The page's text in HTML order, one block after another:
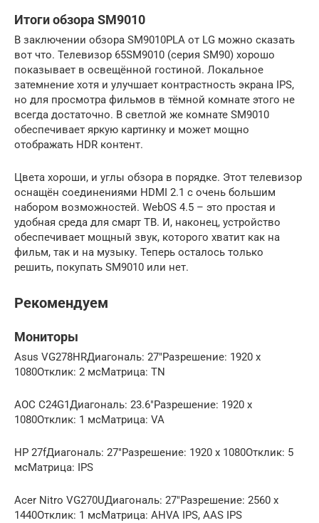
Итоги обзора SM9010
В заключении обзора SM9010PLA от LG можно сказать
вот что. Телевизор 65SM9010 (серия SM90) хорошо
показывает в освещённой гостиной. Локальное
затемнение хотя и улучшает контрастность экрана IPS,
но для просмотра фильмов в тёмной комнате этого не
всегда достаточно. В светлой же комнате SM9010
обеспечивает яркую картинку и может мощно
отображать HDR контент.
Цвета хороши, и углы обзора в порядке. Этот телевизор
оснащён соединениями HDMI 2.1 с очень большим
набором возможностей. WebOS 4.5 – это простая и
удобная среда для смарт ТВ. И, наконец, устройство
обеспечивает мощный звук, которого хватит как на
фильм, так и на музыку. Теперь осталось только
решить, покупать SM9010 или нет.
Рекомендуем
Мониторы
Asus VG278HRДиагональ: 27″Разрешение: 1920 x
1080Отклик: 2 мсМатрица: TN
AOC C24G1Диагональ: 23.6″Разрешение: 1920 x
1080Отклик: 1 мсМатрица: VA
HP 27fДиагональ: 27″Разрешение: 1920 x 1080Отклик: 5
мсМатрица: IPS
Acer Nitro VG270UДиагональ: 27″Разрешение: 2560 x
1440Отклик: 1 мсМатрица: AHVA IPS, AAS IPS